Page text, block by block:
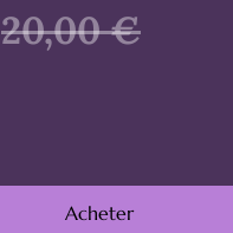
20,00 €
Acheter